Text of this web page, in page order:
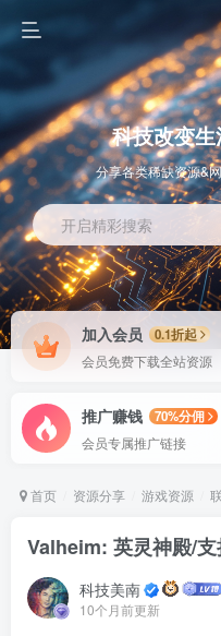
OS教程
科技改变生
分享各类稀缺资源&
开启精彩搜索
加入会员
0.1折起
会员免费下载全站资源
推广赚钱
70%分佣
会员专属推广链接
首页 资源分享 游戏资源
Valheim: 英灵神殿/
科技美南
10个月前更新